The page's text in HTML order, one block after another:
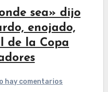
sea» dijo
enojado,
de la Copa
hay comentarios